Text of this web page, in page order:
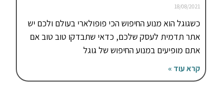
18/08/2021
כשגוגל הוא מנוע החיפוש הכי פופולארי בעולם ולכם יש
אתר תדמית לעסק שלכם, כדאי שתבדקו טוב טוב אם
אתם מופיעים במנוע החיפוש של גוגל
קרא עוד »